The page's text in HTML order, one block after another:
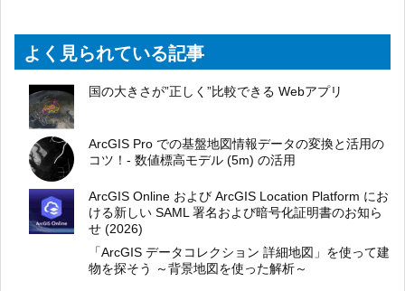
よく見られている記事
国の大きさが”正しく”比較できる Webアプリ
ArcGIS Pro での基盤地図情報データの変換と活用の
コツ！- 数値標高モデル (5m) の活用
ArcGIS Online および ArcGIS Location Platform にお
ける新しい SAML 署名および暗号化証明書のお知ら
せ (2026)
「ArcGIS データコレクション 詳細地図」を使って建
物を探そう ～背景地図を使った解析～